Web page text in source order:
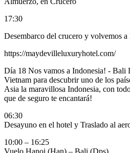
17:30
Desembarco del crucero y volvemos
https://maydevilleluxuryhotel.com/
Día 18 Nos vamos a Indonesia! - Bali
Vietnam para descubrir uno de los
Asia la maravillosa Indonesia, con
que de seguro te encantará!
06:30
Desayuno en el hotel y Traslado al
10:00 – 16:25